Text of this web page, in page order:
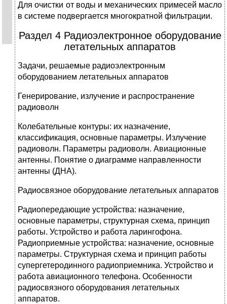
Для очистки от воды и механических примесей масло
в системе подвергается многократной фильтрации.
Раздел 4 Радиоэлектронное оборудование
летательных аппаратов
Задачи, решаемые радиоэлектронным
оборудованием летательных аппаратов
Генерирование, излучение и распространение
радиоволн
Колебательные контуры: их назначение,
классификация, основные параметры. Излучение
радиоволн. Параметры радиоволн. Авиационные
антенны. Понятие о диаграмме направленности
антенны (ДНА).
Радиосвязное оборудование летательных аппаратов
Радиопередающие устройства: назначение,
основные параметры, структурная схема, принцип
работы. Устройство и работа ларингофона.
Радиоприемные устройства: назначение, основные
параметры. Структурная схема и принцип работы
супергетеродинного радиоприемника. Устройство и
работа авиационного телефона. Особенности
радиосвязного оборудования летательных
аппаратов.